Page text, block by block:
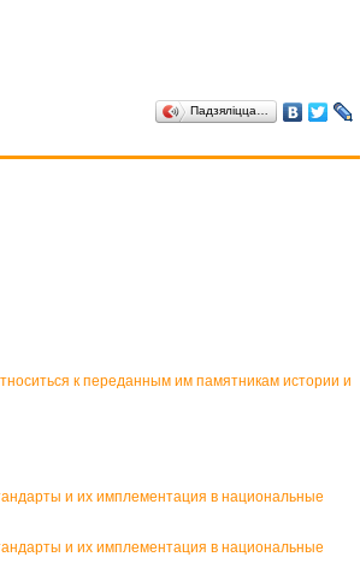
Падзяліцца…
к переданным им памятникам истории и
и их имплементация в национальные
и их имплементация в национальные